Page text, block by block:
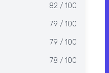
82 / 100
79 / 100
79 / 100
78 / 100